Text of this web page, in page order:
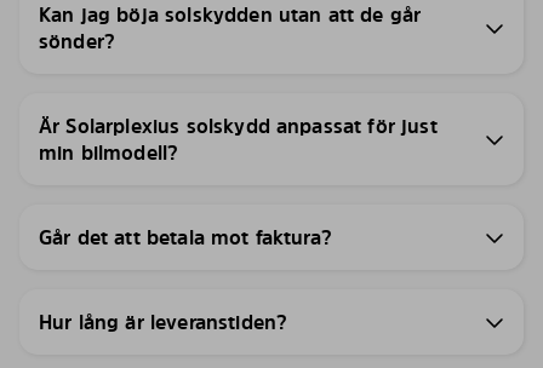
Kan jag böja solskydden utan att de går
sönder?
Är Solarplexius solskydd anpassat för just
min bilmodell?
Går det att betala mot faktura?
Hur lång är leveranstiden?